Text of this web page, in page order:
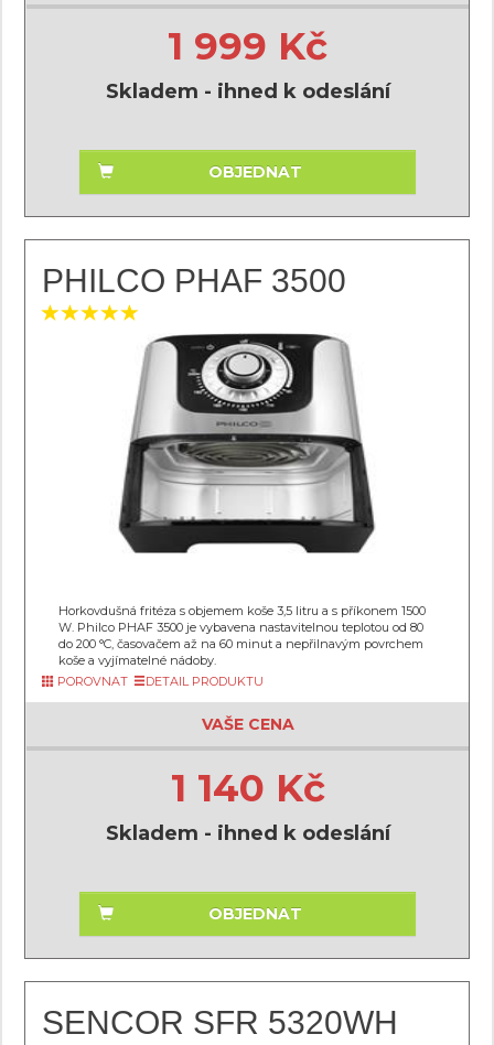
1 999 Kč
Skladem - ihned k odeslání
OBJEDNAT
PHILCO PHAF 3500
Horkovdušná fritéza s objemem koše 3,5 litru a s příkonem 1500
W. Philco PHAF 3500 je vybavena nastavitelnou teplotou od 80
do 200 °C, časovačem až na 60 minut a nepřilnavým povrchem
koše a vyjímatelné nádoby.
POROVNAT
DETAIL PRODUKTU
VAŠE CENA
1 140 Kč
Skladem - ihned k odeslání
OBJEDNAT
SENCOR SFR 5320WH